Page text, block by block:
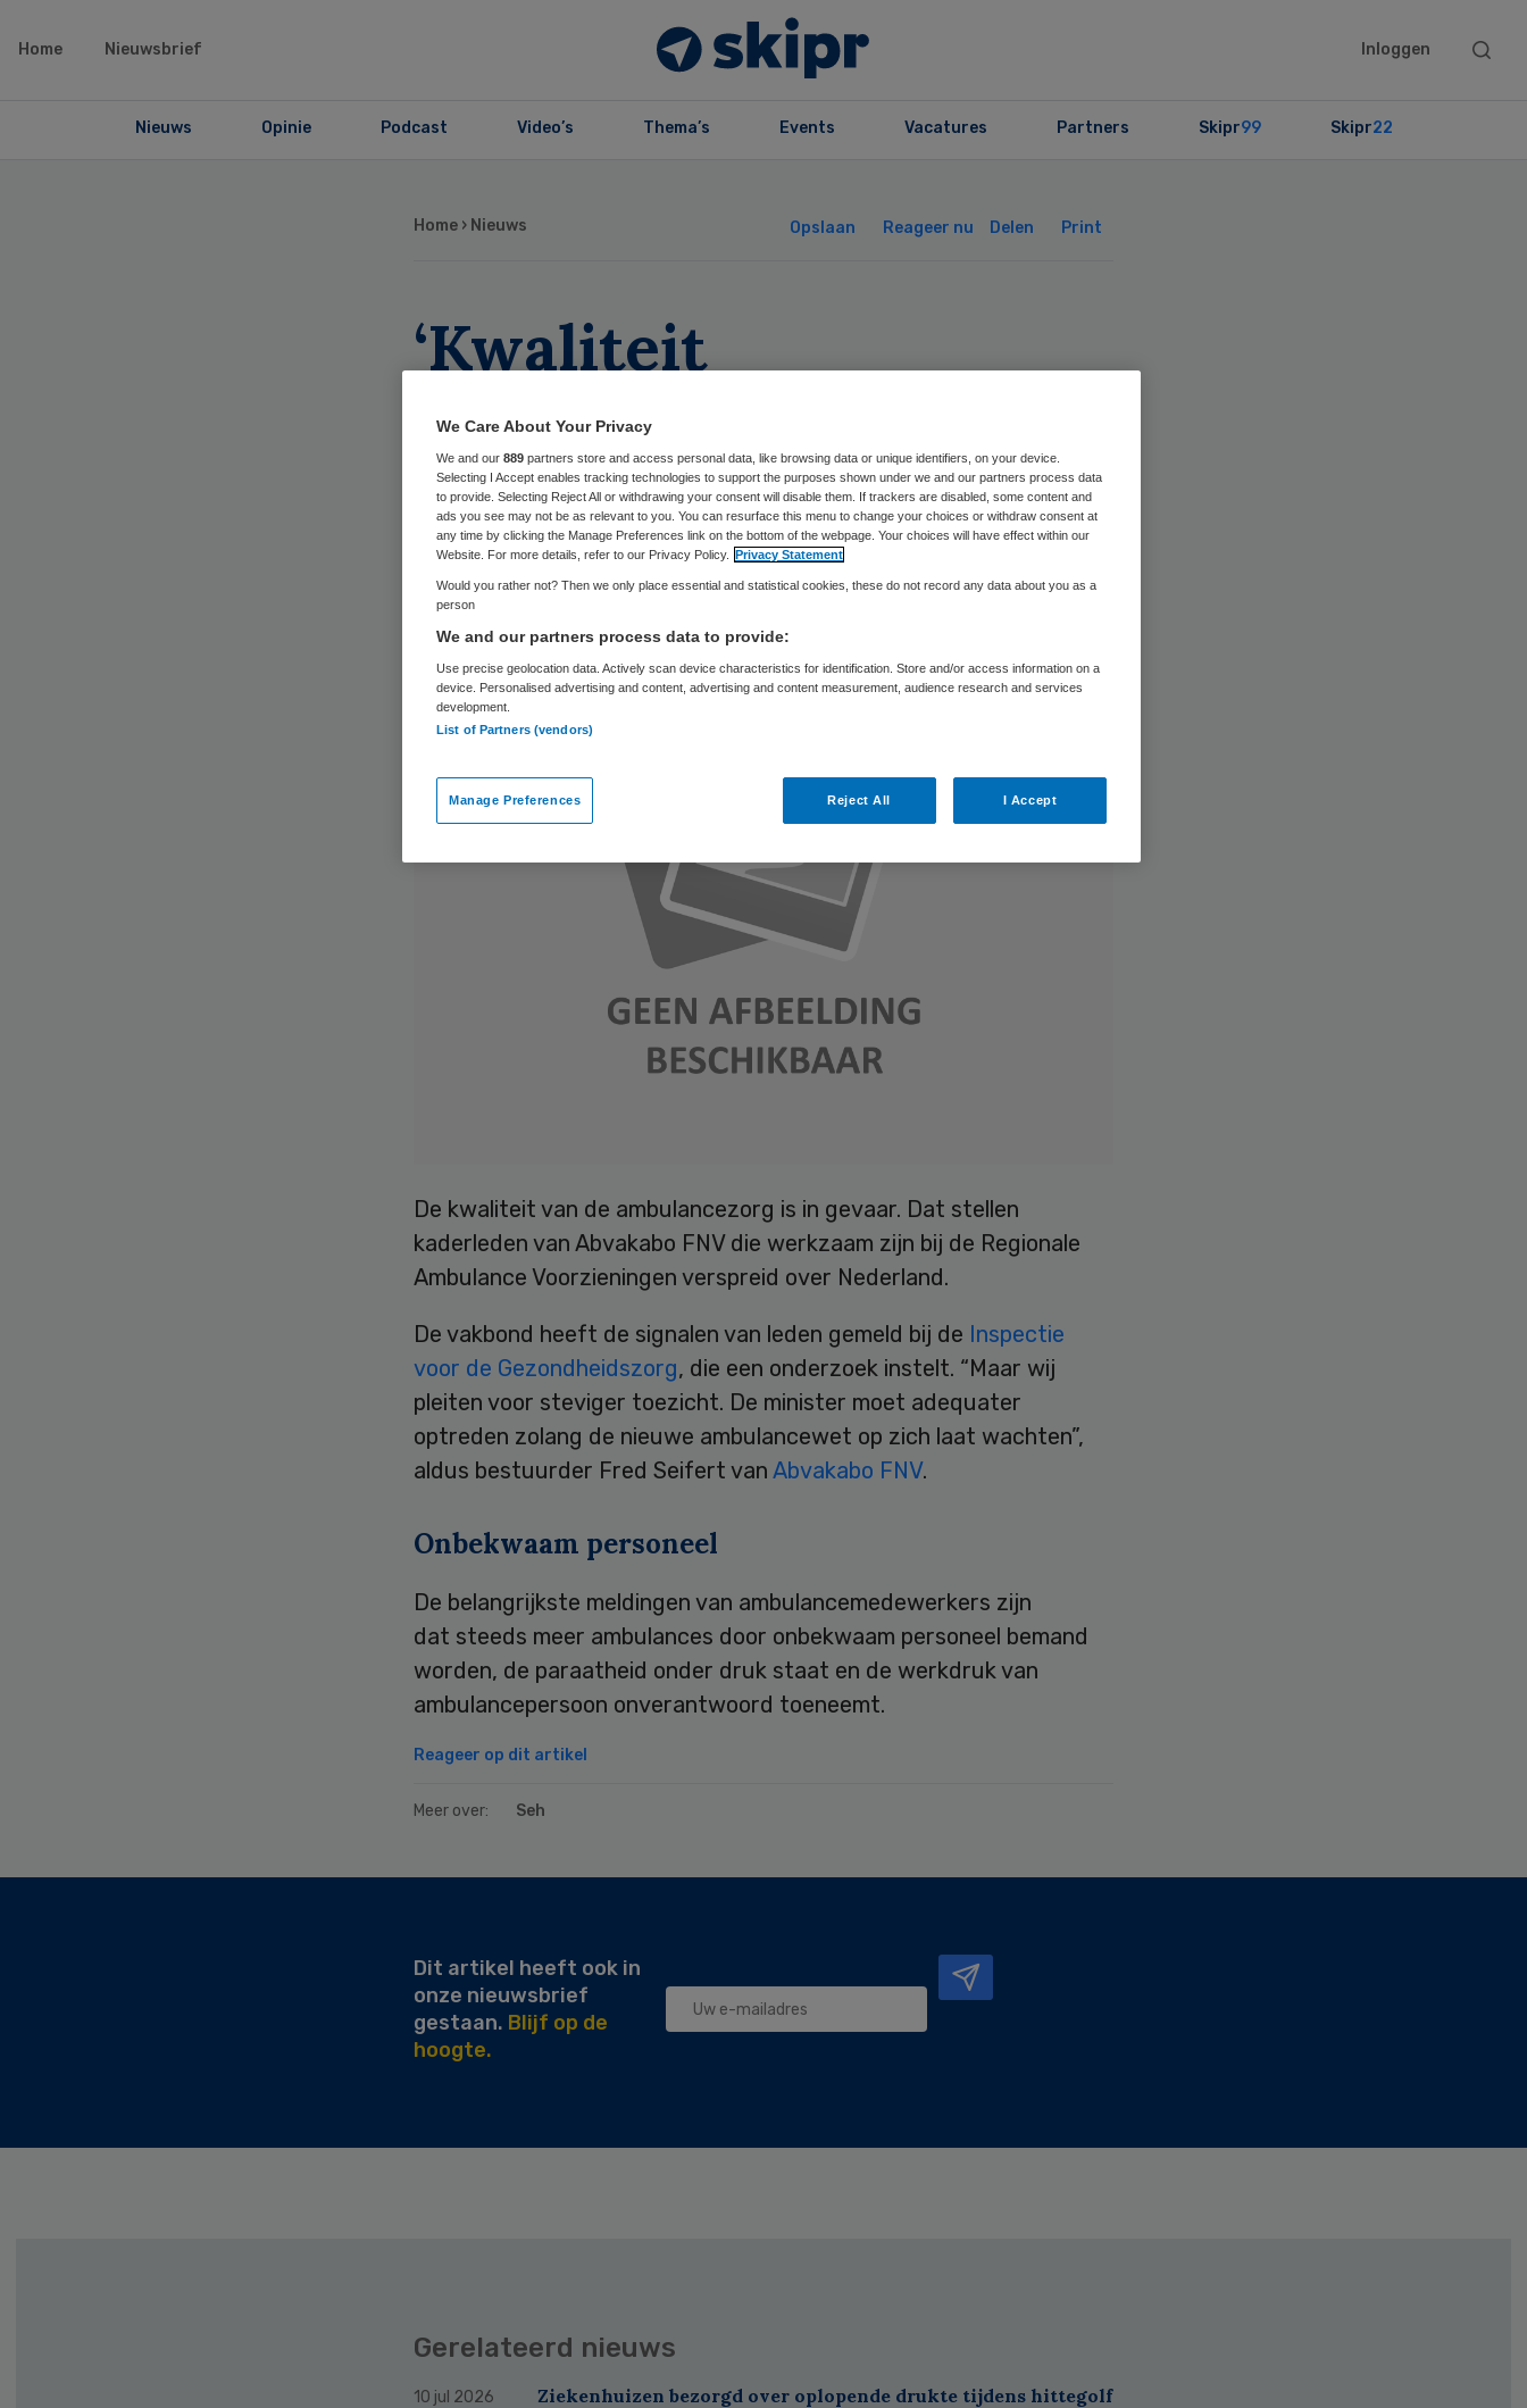
Home Nieuwsbrief Inloggen
Search
Nieuws Opinie Podcast Video’s Thema’s Events Vacatures Partners Skipr99 Skipr22
Home › Nieuws Opslaan Reageer nu Delen Print
‘Kwaliteit
ambulancezorg in
gevaar’
Skipr Redactie 11 juni 2012,13:13 34 keer gelezen
De kwaliteit van de ambulancezorg is in gevaar. Dat stellen
kaderleden van Abvakabo FNV die werkzaam zijn bij de Regionale
Ambulance Voorzieningen verspreid over Nederland.
De vakbond heeft de signalen van leden gemeld bij de Inspectie
voor de Gezondheidszorg, die een onderzoek instelt. “Maar wij
pleiten voor steviger toezicht. De minister moet adequater
optreden zolang de nieuwe ambulancewet op zich laat wachten”,
aldus bestuurder Fred Seifert van Abvakabo FNV.
Onbekwaam personeel
De belangrijkste meldingen van ambulancemedewerkers zijn
dat steeds meer ambulances door onbekwaam personeel bemand
worden, de paraatheid onder druk staat en de werkdruk van
ambulancepersoon onverantwoord toeneemt.
Reageer op dit artikel
Meer over: Seh
Dit artikel heeft ook in
onze nieuwsbrief
gestaan. Blijf op de
hoogte.
Gerelateerd nieuws
10 jul 2026 Ziekenhuizen bezorgd over oplopende drukte tijdens hittegolf
We Care About Your Privacy
We and our 889 partners store and access personal data, like browsing data or unique identifiers, on your device.
Selecting I Accept enables tracking technologies to support the purposes shown under we and our partners process data
to provide. Selecting Reject All or withdrawing your consent will disable them. If trackers are disabled, some content and
ads you see may not be as relevant to you. You can resurface this menu to change your choices or withdraw consent at
any time by clicking the Manage Preferences link on the bottom of the webpage. Your choices will have effect within our
Website. For more details, refer to our Privacy Policy. Privacy Statement
Would you rather not? Then we only place essential and statistical cookies, these do not record any data about you as a
person
We and our partners process data to provide:
Use precise geolocation data. Actively scan device characteristics for identification. Store and/or access information on a
device. Personalised advertising and content, advertising and content measurement, audience research and services
development.
List of Partners (vendors)
Manage Preferences Reject All I Accept